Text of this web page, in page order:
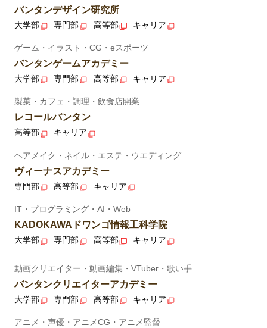
バンタンデザイン研究所
大学部 専門部 高等部 キャリア
ゲーム・イラスト・CG・eスポーツ
バンタンゲームアカデミー
大学部 専門部 高等部 キャリア
製菓・カフェ・調理・飲食店開業
レコールバンタン
高等部 キャリア
ヘアメイク・ネイル・エステ・ウエディング
ヴィーナスアカデミー
専門部 高等部 キャリア
IT・プログラミング・AI・Web
KADOKAWAドワンゴ情報工科学院
大学部 専門部 高等部 キャリア
動画クリエイター・動画編集・VTuber・歌い手
バンタンクリエイターアカデミー
大学部 専門部 高等部 キャリア
アニメ・声優・アニメCG・アニメ監督